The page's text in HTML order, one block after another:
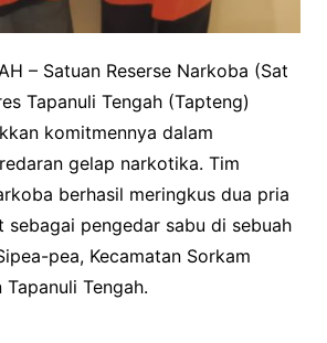
– Satuan Reserse Narkoba (Sat
Tapanuli Tengah (Tapteng)
komitmennya dalam
gelap narkotika. Tim
berhasil meringkus dua pria
sebagai pengedar sabu di sebuah
pea, Kecamatan Sorkam
Tengah.